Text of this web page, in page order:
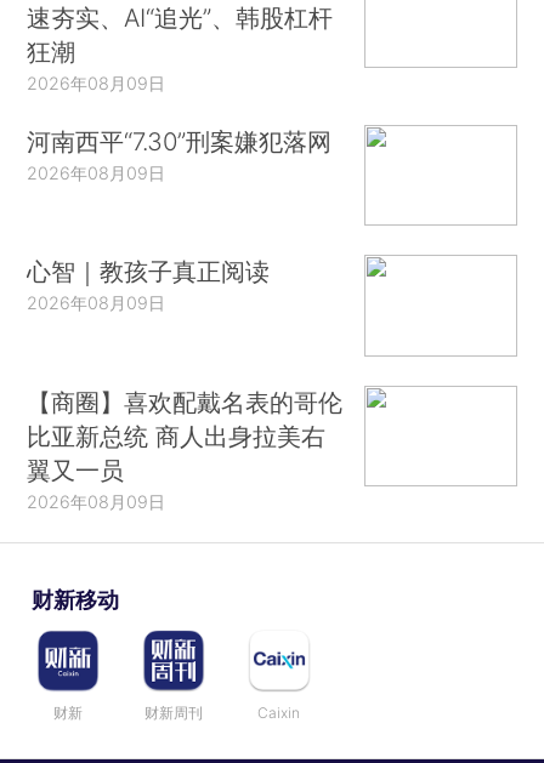
速夯实、AI“追光”、韩股杠杆
狂潮
2026年08月09日
河南西平“7.30”刑案嫌犯落网
2026年08月09日
心智｜教孩子真正阅读
2026年08月09日
【商圈】喜欢配戴名表的哥伦
比亚新总统 商人出身拉美右
翼又一员
2026年08月09日
财新移动
财新 财新周刊 Caixin